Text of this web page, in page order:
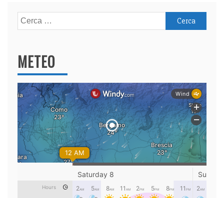
Ricerca
per:
METEO